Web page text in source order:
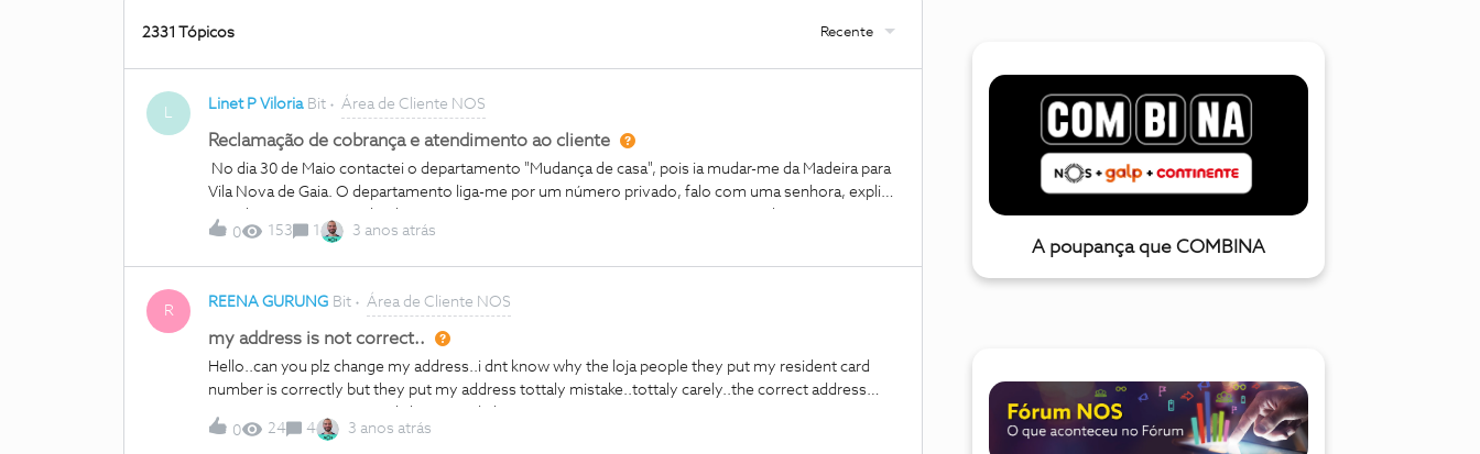
2331 Tópicos Recente
L
Linet P Viloria Bit Área de Cliente NOS
Reclamação de cobrança e atendimento ao cliente
No dia 30 de Maio contactei o departamento "Mudança de casa", pois ia mudar-me da Madeira para
Vila Nova de Gaia. O departamento liga-me por um número privado, falo com uma senhora, explico
a minha situação ia mudar da região mas queria manter o serviço Nos com as minhas actuais
condições, infelizmente não foi possível devido a diferenças de custo dos serviços no continente,
senhora diz-me o que inclui o meu novo contrato: telefone fixo, 2 telemóveis de 10gb cada, box
UMA e ligação doméstica de 200mb por 60 euros. Esse contrato seria a partir de 12 de julho, data
senhora: 1. O contrato da Madeira seria cancelado no dia 11, levaria as equipas à Loja e com o novo
contrato o atual (Madeira) seria cancelado, não teria mult
0 153 1 3 anos atrás
R
REENA GURUNG Bit Área de Cliente NOS
my address is not correct..
Hello..can you plz change my address..i dnt know why the loja people they put my resident card
number is correctly but they put my address tottaly mistake..tottaly carely..the correct address
isXXXXXXXXXXXXXXXXX, lisboaregard plz..
0
24 4 3 anos atrás
A poupança que COMBINA